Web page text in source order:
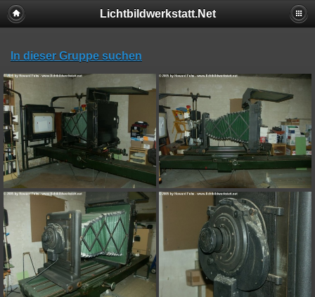
Lichtbildwerkstatt.Net
In dieser Gruppe suchen